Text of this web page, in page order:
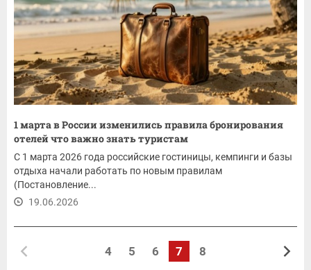
1 марта в России изменились правила бронирования
отелей что важно знать туристам
С 1 марта 2026 года российские гостиницы, кемпинги и базы
отдыха начали работать по новым правилам
(Постановление...
19.06.2026
4 5 6 7 8